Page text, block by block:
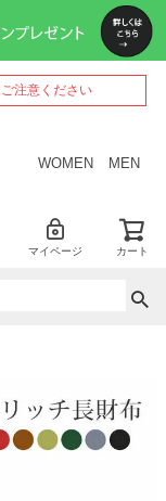
注意ください
WOMEN MEN
マイページ カート
ペー
ジト
ップ
へ